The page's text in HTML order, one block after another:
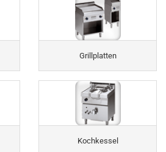
Grillplatten
Kochkessel